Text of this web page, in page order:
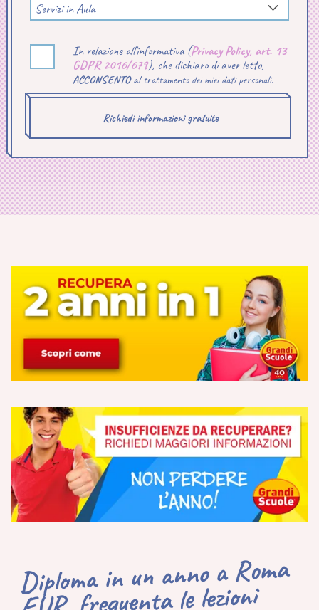
Servizi in Aula
In relazione all'informativa (Privacy Policy, art. 13
GDPR 2016/679), che dichiaro di aver letto,
ACCONSENTOal trattamento dei miei dati personali.
Diploma in un anno a Roma